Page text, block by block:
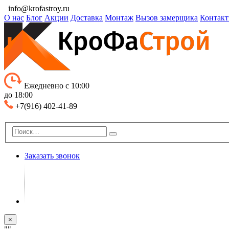
info@krofastroy.ru
О нас Блог Акции Доставка Монтаж Вызов замерщика
Ежедневно с 10:00
до 18:00
+7(916) 402-41-89
Заказать звонок
×